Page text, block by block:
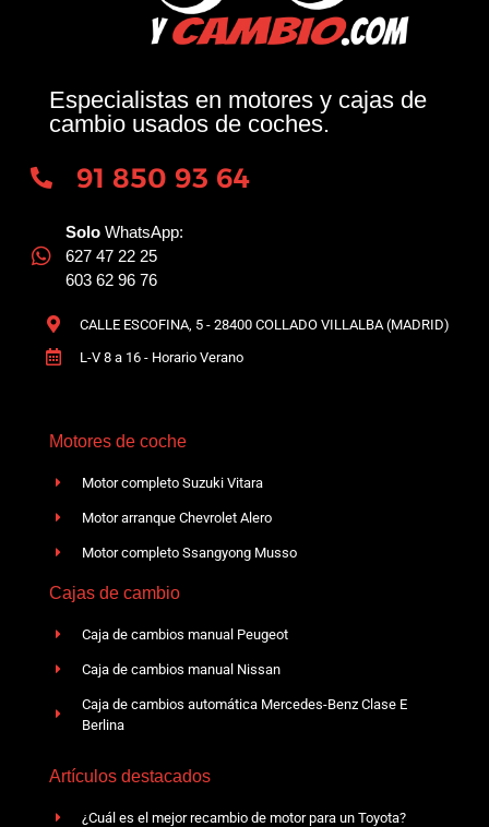
Especialistas en motores y cajas de
cambio usados de coches.
91 850 93 64
Solo WhatsApp:
627 47 22 25
603 62 96 76
CALLE ESCOFINA, 5 - 28400 COLLADO VILLALBA (MADRID)
L-V 8 a 16 - Horario Verano
Motores de coche
Motor completo Suzuki Vitara
Motor arranque Chevrolet Alero
Motor completo Ssangyong Musso
Cajas de cambio
Caja de cambios manual Peugeot
Caja de cambios manual Nissan
Caja de cambios automática Mercedes-Benz Clase E
Berlina
Artículos destacados
¿Cuál es el mejor recambio de motor para un Toyota?